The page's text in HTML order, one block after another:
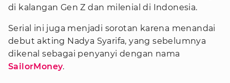
di kalangan Gen Z dan milenial di Indonesia.
Serial ini juga menjadi sorotan karena menandai
debut akting Nadya Syarifa, yang sebelumnya
dikenal sebagai penyanyi dengan nama
SailorMoney.